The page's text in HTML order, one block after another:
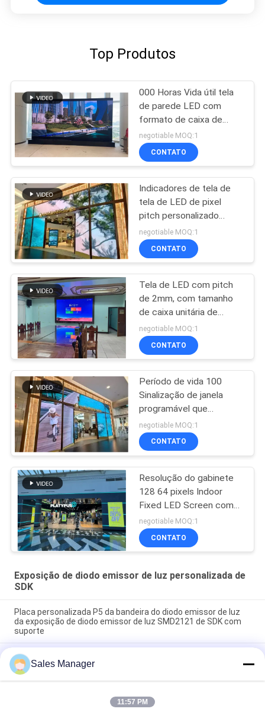
Top Produtos
000 Horas Vida útil tela
de parede LED com
formato de caixa de
unidade 640x640mm
performance para
estádios salas de
públicos
negotiable MOQ:1
CONTATO
Indicadores de tela de
tela de LED de pixel
pitch personalizado
Quadro de alumínio
Design sem costura
Soluções de sinalização
negotiable MOQ:1
CONTATO
Tela de LED com pitch
de 2mm, com tamanho
de caixa unitária de
640x640mm, perfeita
para paredes de vídeo
internas e displays de
negotiable MOQ:1
CONTATO
Período de vida 100
Sinalização de janela
programável que
incorpora moldura de
alumínio e opções de
exibição digital flexíveis
negotiable MOQ:1
CONTATO
Resolução do gabinete
128 64 pixels Indoor
Fixed LED Screen com
640x640mm Unit Box
Size and Viewing Angle
Horizontal 160 graus
negotiable MOQ:1
CONTATO
Exposição de diodo emissor de luz personalizada de
SDK
Placa personalizada P5 da bandeira do diodo emissor de luz
da exposição de diodo emissor de luz SMD2121 de SDK com
suporte
O diodo emissor de luz do cubo de P3 RGB para indicar com
PIGARREA sinais exteriores do diodo emissor de luz de Digitas
do módulo
SMD1515 Configuração de pixels tela LED exterior oferecendo
vida útil 000 horas excelente para sinalização digital e eventos
Sales Manager
11:57 PM